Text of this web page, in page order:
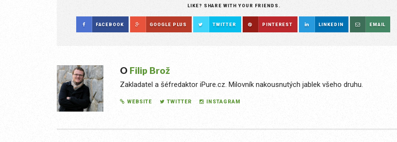
LIKE? SHARE WITH YOUR FRIENDS.
FACEBOOK GOOGLE PLUS TWITTER PINTEREST LINKEDIN EMAIL
O Filip Brož
Zakladatel a šéfredaktor iPure.cz. Milovník nakousnutých jablek všeho druhu.
WEBSITE TWITTER INSTAGRAM